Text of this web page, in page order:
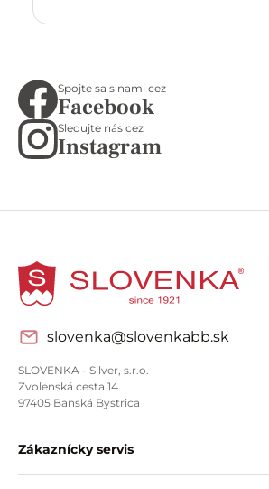
Spojte sa s nami cez
Facebook
Sledujte nás cez
Instagram
slovenka@slovenkabb.sk
SLOVENKA - Silver, s.r.o.
Zvolenská cesta 14
97405 Banská Bystrica
Zákaznícky servis